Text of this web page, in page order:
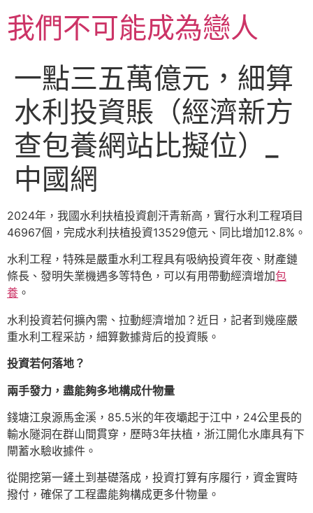
至
主我們不可能成為戀人
一點三五萬億元，細算
水利投資賬（經濟新方
查包養網站比擬位）_
中國網
2024年，我國水利扶植投資創汗青新高，實行水利工程項目
46967個，完成水利扶植投資13529億元、同比增加12.8%。
水利工程，特殊是嚴重水利工程具有吸納投資年夜、財產鏈
條長、發明失業機遇多等特色，可以有用帶動經濟增加包
養 。
水利投資若何擴內需、拉動經濟增加？近日，記者到幾座嚴
重水利工程采訪，細算數據背后的投資賬。
投資若何落地？
兩手發力，盡能夠多地構成什物量
錢塘江泉源馬金溪，85.5米的年夜壩起于江中，24公里長的
輸水隧洞在群山間貫穿，歷時3年扶植，浙江開化水庫具有下
閘蓄水驗收據件。
從開挖第一鏟土到基礎落成，投資打算有序履行，資金實時
撥付，確保了工程盡能夠構成更多什物量。